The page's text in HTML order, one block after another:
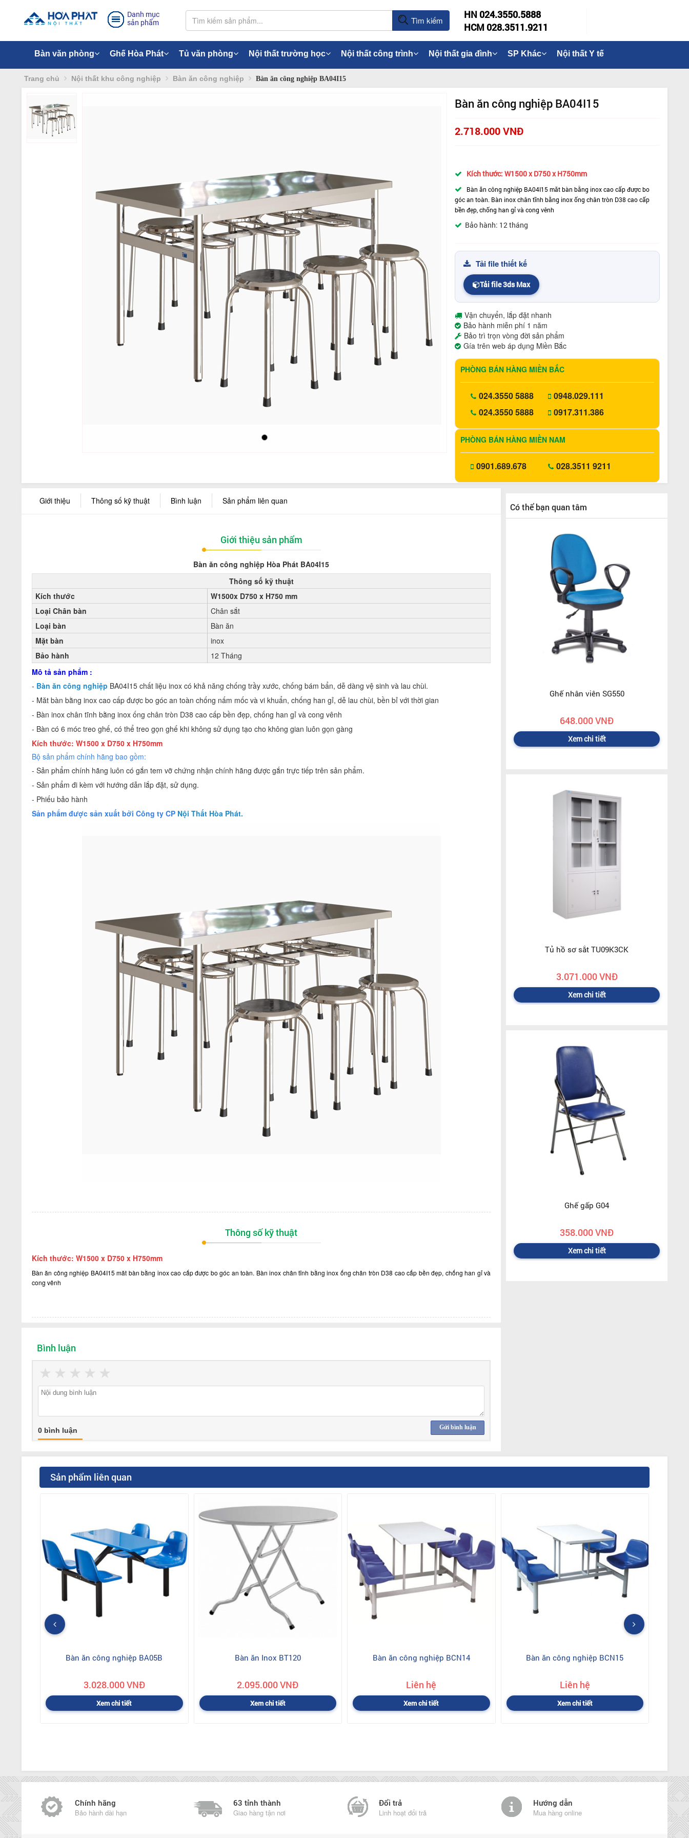
Danh mục
sản phẩm
Tìm kiếm
HN 024.3550.5888
HCM 028.3511.9211
Bàn văn phòng Ghế Hòa Phát Tủ văn phòng Nội thất trường học Nội thất công trình Nội thất gia đình SP Khác Nội thất Y tế
Trang chủ Nội thất khu công nghiệp Bàn ăn công nghiệp Bàn ăn công nghiệp BA04I15
Bàn ăn công nghiệp BA04I15
2.718.000 VNĐ
Kích thước: W1500 x D750 x H750mm
Bàn ăn công nghiệp BA04I15 măt bàn bằng inox cao cấp được bo
góc an toàn. Bàn inox chân tĩnh bằng inox ống chân tròn D38 cao cấp
bền đẹp, chống han gỉ và cong vênh
Bảo hành: 12 tháng
Tải file thiết kế
Tải file 3ds Max
Vận chuyển, lắp đặt nhanh
Bảo hành miễn phí 1 năm
Bảo trì trọn vòng đời sản phẩm
Gía trên web áp dụng Miền Bắc
PHÒNG BÁN HÀNG MIỀN BẮC
024.3550 5888
024.3550 5888
0948.029.111
0917.311.386
PHÒNG BÁN HÀNG MIỀN NAM
0901.689.678 028.3511 9211
Giới thiệu Thông số kỹ thuật Bình luận Sản phẩm liên quan
Giới thiệu sản phẩm
Bàn ăn công nghiệp Hòa Phát BA04I15
Thông số kỹ thuật
Kích thước
W1500x D750 x H750 mm
Loại Chân bàn
Chân sắt
Loại bàn
Bàn ăn
Mặt bàn
inox
Bảo hành
12 Tháng
Mô tả sản phẩm :
- Bàn ăn công nghiệp BA04I15 chất liệu inox có khả năng chống trầy xước, chống bám bẩn, dễ dàng vệ sinh và lau chùi.
- Măt bàn bằng inox cao cấp được bo góc an toàn chống nấm mốc và vi khuẩn, chống han gỉ, dễ lau chùi, bền bỉ với thời gian
- Bàn inox chân tĩnh bằng inox ống chân tròn D38 cao cấp bền đẹp, chống han gỉ và cong vênh
- Bàn có 6 móc treo ghế, có thể treo gọn ghế khi không sử dụng tạo cho không gian luôn gọn gàng
Kích thước: W1500 x D750 x H750mm
Bộ sản phẩm chính hãng bao gồm:
- Sản phẩm chính hãng luôn có gắn tem vỡ chứng nhận chính hãng được gắn trực tiếp trên sản phẩm.
- Sản phẩm đi kèm với hướng dẫn lắp đặt, sử dụng.
- Phiếu bảo hành
Sản phẩm được sản xuất bởi Công ty CP Nội Thất Hòa Phát.
Thông số kỹ thuật
Kích thước: W1500 x D750 x H750mm
Bàn ăn công nghiệp BA04I15 măt bàn bằng inox cao cấp được bo góc an toàn. Bàn inox chân tĩnh bằng inox ống chân tròn D38 cao cấp bền đẹp, chống han gỉ và
cong vênh
Bình luận
★
★
★
★
★
Gửi bình luận
0 bình luận
Có thể bạn quan tâm
Ghế nhân viên SG550
648.000 VNĐ
Xem chi tiết
Tủ hồ sơ sắt TU09K3CK
3.071.000 VNĐ
Xem chi tiết
Ghế gấp G04
358.000 VNĐ
Xem chi tiết
Sản phẩm liên quan
Bàn ăn công nghiệp BA05B
3.028.000 VNĐ
Xem chi tiết
Bàn ăn Inox BT120
2.095.000 VNĐ
Xem chi tiết
Bàn ăn công nghiệp BCN14
Liên hệ
Xem chi tiết
Bàn ăn công nghiệp BCN15
Liên hệ
Xem chi tiết
Chính hãng
Bảo hành dài hạn
63 tỉnh thành
Giao hàng tận nơi
Đổi trả
Linh hoạt đổi trả
Hướng dẫn
Mua hàng online